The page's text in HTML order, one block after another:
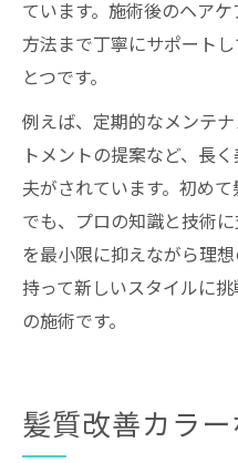
ています。施術後のヘア
方法まで丁寧にサポート
とつです。
例えば、定期的なメンテ
トメントの提案など、長
夫がされています。初め
でも、プロの知識と技術
を最小限に抑えながら理
持って新しいスタイルに
の施術です。
髪質改善カラ